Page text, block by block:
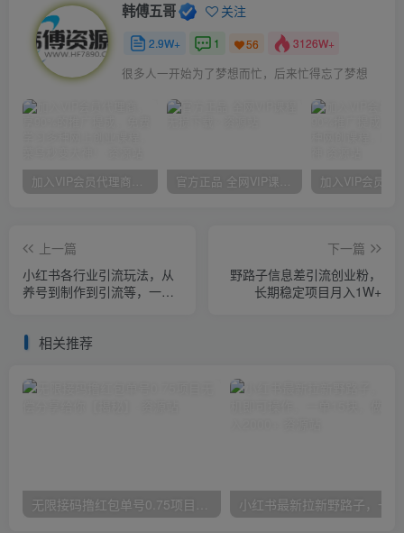
韩傅五哥 关注
2.9W+ 1 56 3126W+
很多人一开始为了梦想而忙，后来忙得忘了梦想
加入VIP会员代理商，享90%的推广提成，免费学习多种网上创业课程，菜鸟秒变大神！ 官方正品 全网VIP课程 无损下载~
上一篇
小红书各行业引流玩法，从
养号到制作到引流等，一条
下一篇
野路子信息差引流创业粉，
长期稳定项目月入1W+
相关推荐